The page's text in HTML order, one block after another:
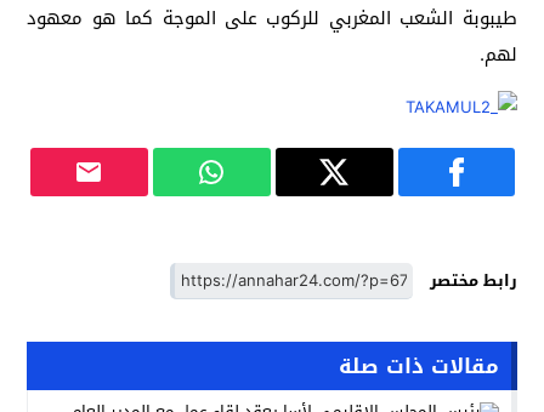
طيبوبة الشعب المغربي للركوب على الموجة كما هو معهود
لهم.
رابط مختصر
مقالات ذات صلة